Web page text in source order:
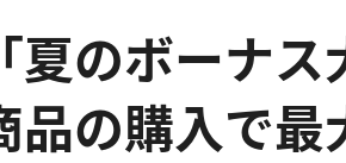
夏のボーナス
の購入で最